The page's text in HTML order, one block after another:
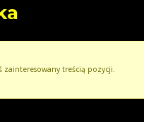
zainteresowany treścią pozycji.